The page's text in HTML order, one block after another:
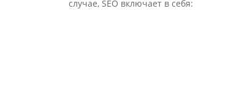
случае, SEO включает в себя: